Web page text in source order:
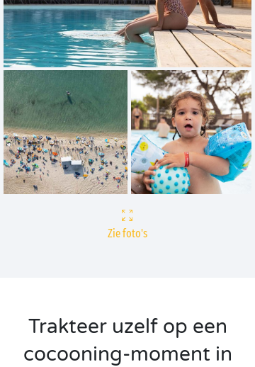
Zie foto's
Trakteer uzelf op een
cocooning-moment in